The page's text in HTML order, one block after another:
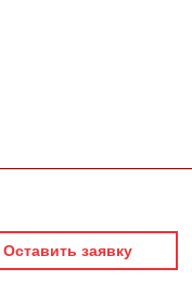
Оставить заявку